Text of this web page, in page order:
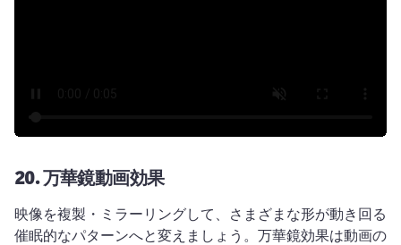
20.万華鏡動画効果
映像を複製・ミラーリングして、さまざまな形が動き回る
催眠的なパターンへと変えましょう。 万華鏡効果は動画の